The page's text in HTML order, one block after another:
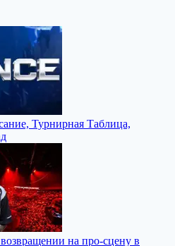
Турнирная Таблица,
на про-сцену в